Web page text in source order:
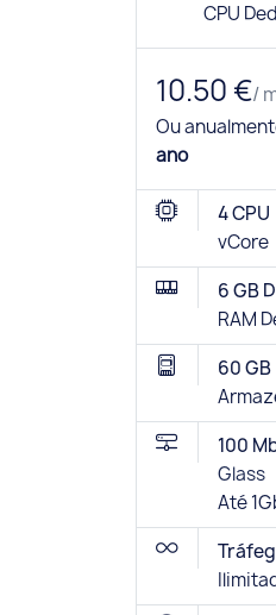
CPU
10.50 €/
Ou
ano
4 CPU
vCore
6 GB
RAM
60 GB
100
Glass
Até